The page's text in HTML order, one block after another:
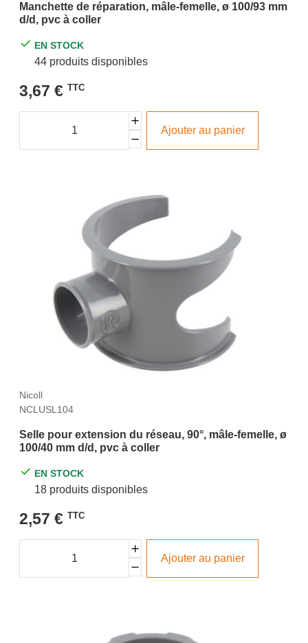
Manchette de réparation, mâle-femelle, ø 100/93 mm
d/d, pvc à coller
EN STOCK
44 produits disponibles
3,67 € TTC
Ajouter au panier
Nicoll
NCLUSL104
Selle pour extension du réseau, 90°, mâle-femelle, ø
100/40 mm d/d, pvc à coller
EN STOCK
18 produits disponibles
2,57 € TTC
Ajouter au panier